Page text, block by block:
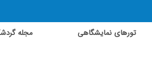
تورهای نمایشگاهی
مجله